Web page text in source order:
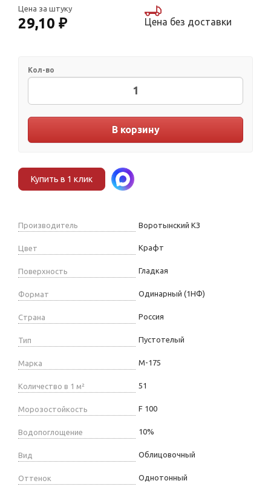
Цена за штуку
29,10 ₽ Цена без доставки
Кол-во
В корзину
Купить в 1 клик
Производитель Воротынский КЗ
Цвет Крафт
Поверхность Гладкая
Формат Одинарный (1НФ)
Страна Россия
Тип Пустотелый
Марка М-175
Количество в 1 м² 51
Морозостойкость F 100
Водопоглощение 10%
Вид Облицовочный
Оттенок Однотонный